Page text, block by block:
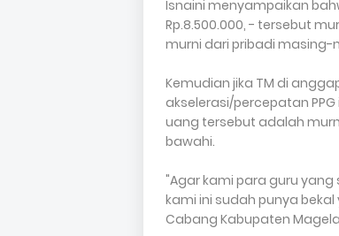
Isnaini menyampaikan
Rp.8.500.000, - tersebut
murni dari pribadi masing-
Kemudian jika TM di
akselerasi/percepatan
uang tersebut adalah
bawahi.
"Agar kami para guru
kami ini sudah punya bekal
Cabang Kabupaten